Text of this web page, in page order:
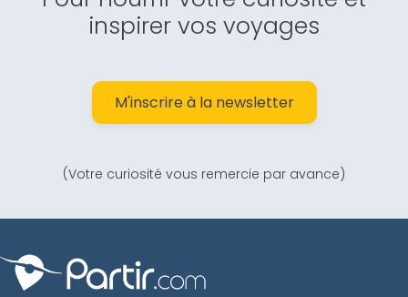
inspirer vos voyages
M'inscrire à la newsletter
(Votre curiosité vous remercie par avance)